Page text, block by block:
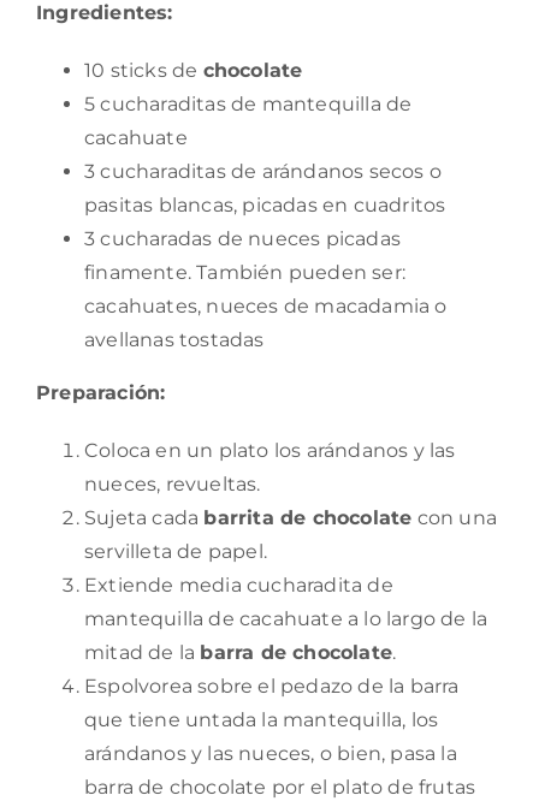
Ingredientes:
10 sticks de chocolate
5 cucharaditas de mantequilla de
cacahuate
3 cucharaditas de arándanos secos o
pasitas blancas, picadas en cuadritos
3 cucharadas de nueces picadas
finamente. También pueden ser:
cacahuates, nueces de macadamia o
avellanas tostadas
Preparación:
Coloca en un plato los arándanos y las
nueces, revueltas.
Sujeta cada barrita de chocolate con una
servilleta de papel.
Extiende media cucharadita de
mantequilla de cacahuate a lo largo de la
mitad de la barra de chocolate.
Espolvorea sobre el pedazo de la barra
que tiene untada la mantequilla, los
arándanos y las nueces, o bien, pasa la
barra de chocolate por el plato de frutas